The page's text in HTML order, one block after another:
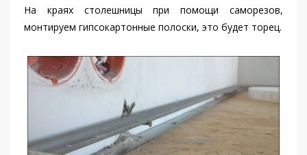
На краях столешницы при помощи саморезов,
монтируем гипсокартонные полоски, это будет торец.